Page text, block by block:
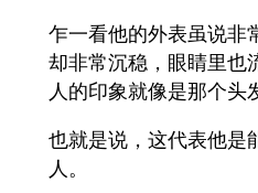
乍一看他的外表虽说非
却非常沉稳，眼睛里也
人的印象就像是那个头
也就是说，这代表他是
人。